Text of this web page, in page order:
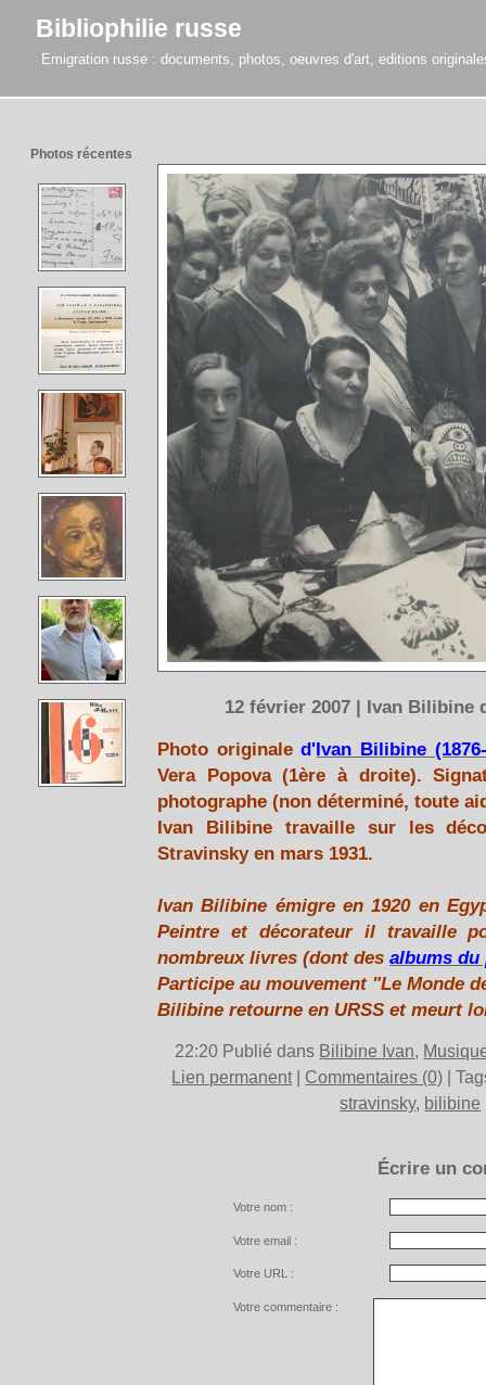
Bibliophilie russe
Emigration russe : documents, photos, oeuvres d'art, editions
12 février 2007 | Ivan Bilibine
Photo originaled'Ivan Bilibine
Vera Popova (1ère à droite).
photographe (non déterminé, toute
Ivan Bilibine travaille sur les
Stravinsky en mars 1931.
Ivan Bilibine émigre en 1920 en
Peintre et décorateur il travaille
nombreux livres (dont des albums du
Participe au mouvement "Le Monde
Bilibine retourne en URSS et meurt
22:20 Publié dans Bilibine Ivan,
Lien permanent
Commentaires (0) |
stravinsky, bilibine
Écrire un
Votre nom :
Votre email :
Votre URL :
Votre commentaire :
Photos récentes